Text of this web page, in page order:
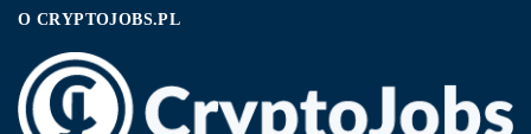
O CRYPTOJOBS.PL